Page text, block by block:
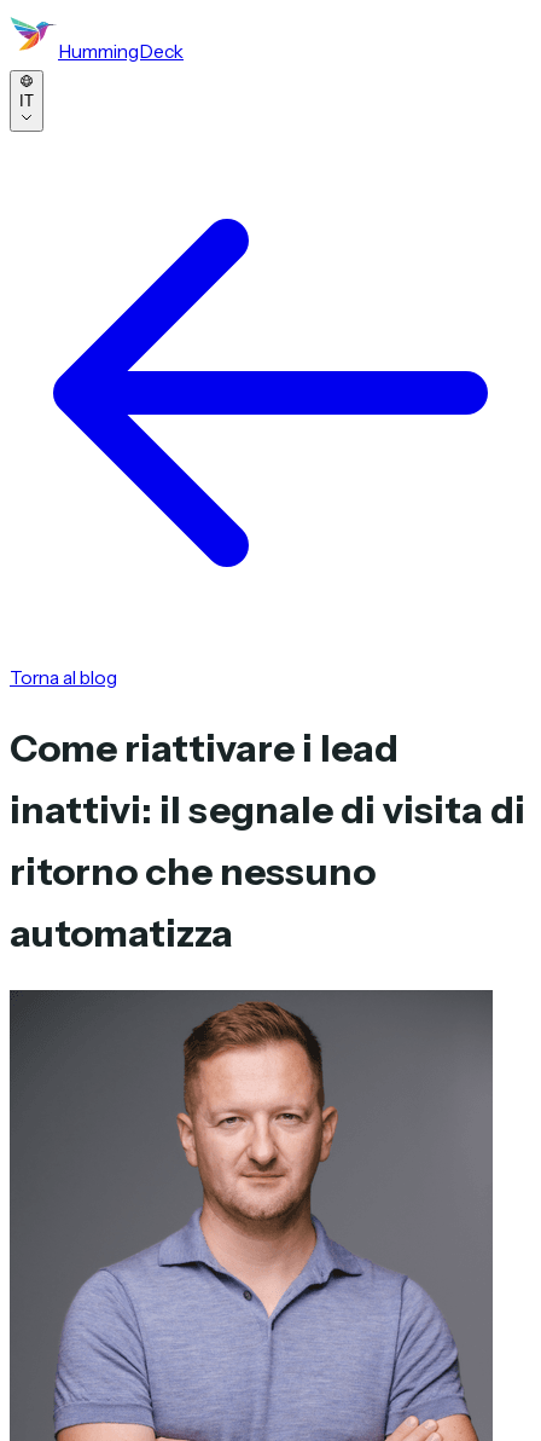
HummingDeck
IT
Torna al blog
Come riattivare i lead
inattivi: il segnale di visita di
ritorno che nessuno
automatizza